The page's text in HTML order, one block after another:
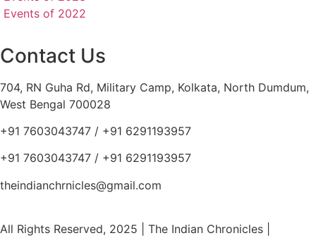
Events of 2022
Contact Us
704, RN Guha Rd, Military Camp, Kolkata, North Dumdum,
West Bengal 700028
+91 7603043747 / +91 6291193957
+91 7603043747 / +91 6291193957
theindianchrnicles@gmail.com
All Rights Reserved, 2025 | The Indian Chronicles |